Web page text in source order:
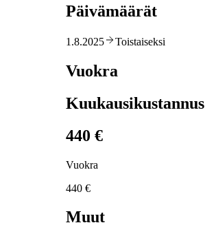
Päivämäärät
1.8.2025 Toistaiseksi
Vuokra
Kuukausikustannus
440 €
Vuokra
440 €
Muut